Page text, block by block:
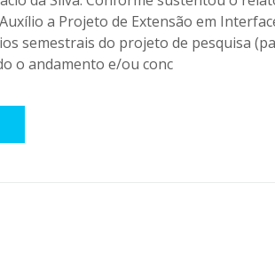
a Projeto de Extensão em
semestrais do projeto de pesquisa
o andamento e/ou conc